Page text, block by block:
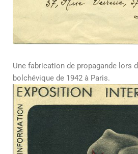
Une fabrication de propagande lors
bolchévique de 1942 à Paris.